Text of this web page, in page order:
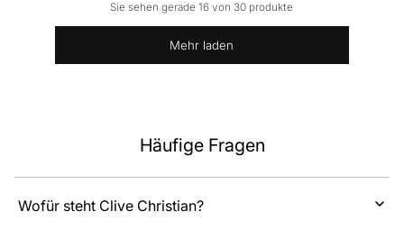
Sie sehen gerade 16 von 30 produkte
Mehr laden
Häufige Fragen
Wofür steht Clive Christian?